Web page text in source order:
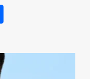
ar
e